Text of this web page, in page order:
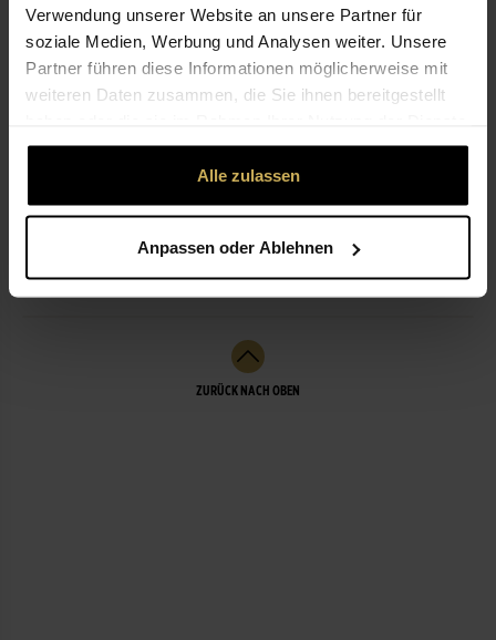
Verwendung unserer Website an unsere Partner für
soziale Medien, Werbung und Analysen weiter. Unsere
Partner führen diese Informationen möglicherweise mit
weiteren Daten zusammen, die Sie ihnen bereitgestellt
gesammelt haben.
Alle zulassen
Anpassen oder Ablehnen
93152 Nittendorf
09404-1437
blumen-weber@gmx.de
ÖFFNUNGSZEITEN
LEISTUNGEN
ZURÜCK NACH OBEN